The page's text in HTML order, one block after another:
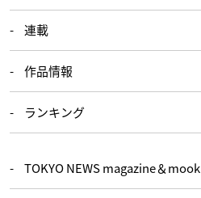
連載
作品情報
ランキング
TOKYO NEWS magazine＆mook